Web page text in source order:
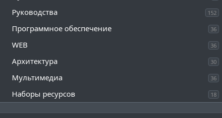
Руководства 152
Программное обеспечение 36
WEB 36
Архитектура 30
Мультимедиа 36
Наборы ресурсов 18